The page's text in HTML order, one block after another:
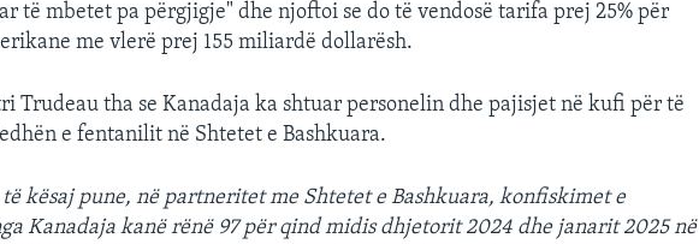
të mbetet pa përgjigje" dhe njoftoi se do të vendosë tarifa prej 25% për
me vlerë prej 155 miliardë dollarësh.
Trudeau tha se Kanadaja ka shtuar personelin dhe pajisjet në kufi për të
e fentanilit në Shtetet e Bashkuara.
të kësaj pune, në partneritet me Shtetet e Bashkuara, konfiskimet e
Kanadaja kanë rënë 97 për qind midis dhjetorit 2024 dhe janarit 2025 në